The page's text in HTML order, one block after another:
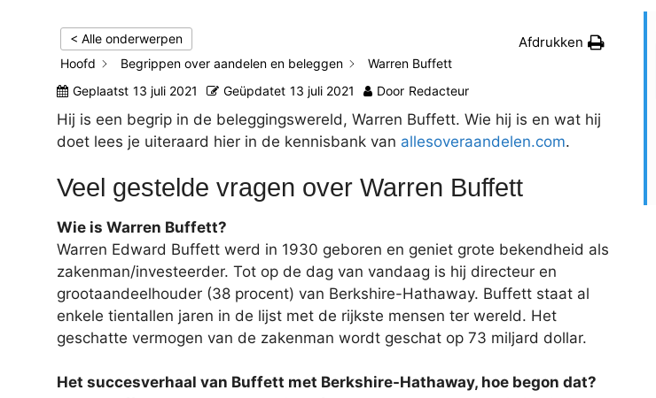
< Alle onderwerpen
Hoofd
Begrippen over aandelen en beleggen Warren Buffett
Afdrukken
Geplaatst 13 juli 2021 Geüpdatet 13 juli 2021 Door Redacteur
Hij is een begrip in de beleggingswereld, Warren Buffett. Wie hij is en wat hij
doet lees je uiteraard hier in de kennisbank van allesoveraandelen.com.
Veel gestelde vragen over Warren Buffett
Wie is Warren Buffett?
Warren Edward Buffett werd in 1930 geboren en geniet grote bekendheid als
zakenman/investeerder. Tot op de dag van vandaag is hij directeur en
grootaandeelhouder (38 procent) van Berkshire-Hathaway. Buffett staat al
enkele tientallen jaren in de lijst met de rijkste mensen ter wereld. Het
geschatte vermogen van de zakenman wordt geschat op 73 miljard dollar.
Het succesverhaal van Buffett met Berkshire-Hathaway, hoe begon dat?